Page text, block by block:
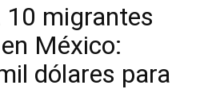
10 migrantes
México:
dólares para